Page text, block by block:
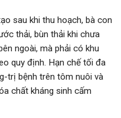
sau khi thu hoạch, bà con
thải, bùn thải khi chưa
ngoài, mà phải có khu
quy định. Hạn chế tối đa
trị bệnh trên tôm nuôi và
chất kháng sinh cấm